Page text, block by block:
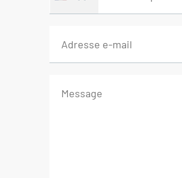
--- Entrée privative
Agence Immobilière Isle sur
Monts de Vaucluse -